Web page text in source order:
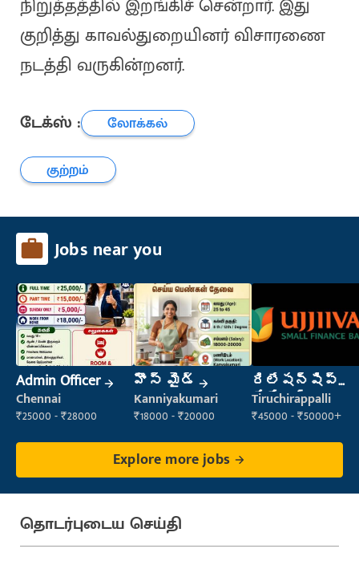
நிறுத்தத்தில் இறங்கிச் சென்றார். இது
குறித்து காவல்துறையினர் விசாரணை
நடத்தி வருகின்றனர்.
டேக்ஸ் :
லோக்கல்
குற்றம்
Jobs near you
Admin Officer
Chennai
₹25000 - ₹28000
హౌస్ మైడ్
Kanniyakumari
₹18000 - ₹20000
రిలేషన్‌షిప్
మేనేజర్
Tiruchirappalli
₹45000 - ₹50000+
Explore more jobs
தொடர்புடைய செய்தி